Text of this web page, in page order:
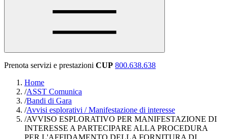
Prenota servizi e prestazioni CUP 800.638.638
Home
/ASST Comunica
/Bandi di Gara
/Avvisi esplorativi / Manifestazione di interesse
/AVVISO ESPLORATIVO PER MANIFESTAZIONE DI
INTERESSE A PARTECIPARE ALLA PROCEDURA
PER L'AFFIDAMENTO DELLA FORNITURA DI